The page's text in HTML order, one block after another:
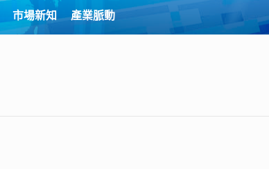
市場新知 產業脈動